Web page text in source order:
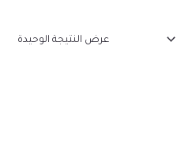
عرض النتيجة الوحيدة